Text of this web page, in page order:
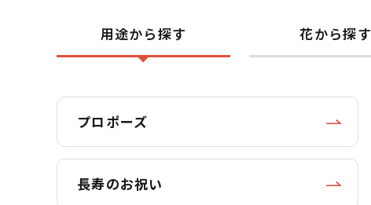
用途から探す 花から探す
プロポーズ
長寿のお祝い